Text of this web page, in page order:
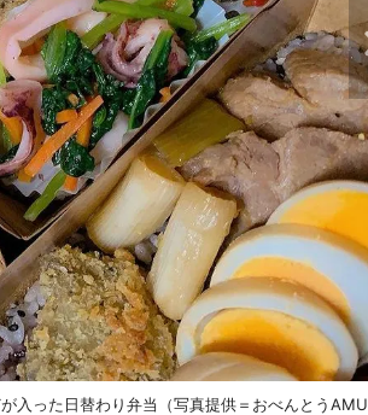
入った日替わり弁当（写真提供＝おべんとうAMU